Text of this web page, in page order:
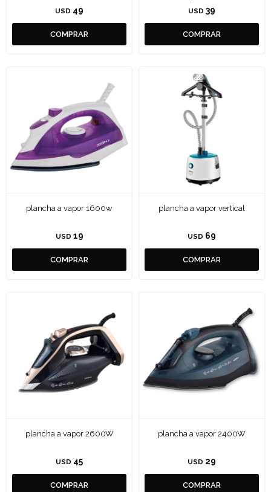
USD 49 USD 39
plancha a vapor 1600w
USD 19
plancha a vapor vertical
USD 69
plancha a vapor 2600W
USD 45
plancha a vapor 2400W
USD 29